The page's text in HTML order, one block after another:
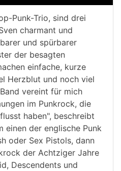
Punk-Trio, sind drei
charmant und
und spürbarer
der besagten
einfache, kurze
Herzblut und noch viel
vereint für mich
im Punkrock, die
haben", beschreibt
einen der englische Punk
oder Sex Pistols, dann
der Achtziger Jahre
Descendents und